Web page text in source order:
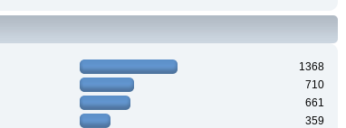
1368
710
661
359